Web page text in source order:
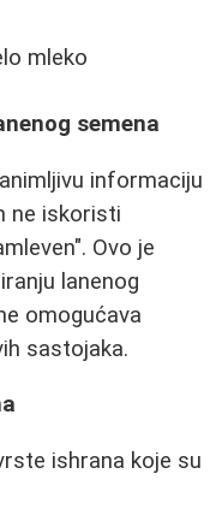
mleko
semena
informaciju
ne iskoristi
Ovo je
lanenog
omogućava
sastojaka.
ishrana koje su